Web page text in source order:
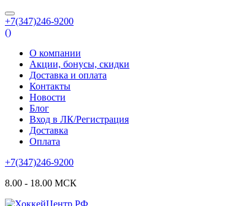
+7(347)246-9200
()
О компании
Акции, бонусы, скидки
Доставка и оплата
Контакты
Новости
Блог
Вход в ЛК/Регистрация
Доставка
Оплата
+7(347)246-9200
8.00 - 18.00 МСК